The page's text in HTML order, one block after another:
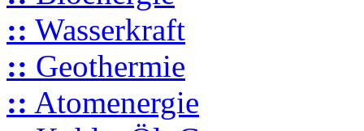
:: Wasserkraft
:: Geothermie
:: Atomenergie